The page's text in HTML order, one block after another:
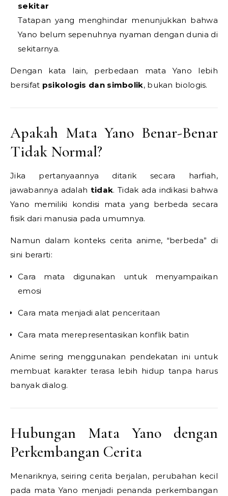
sekitar
Tatapan yang menghindar menunjukkan bahwa
Yano belum sepenuhnya nyaman dengan dunia di
sekitarnya.
Dengan kata lain, perbedaan mata Yano lebih
bersifat psikologis dan simbolik, bukan biologis.
Apakah Mata Yano Benar-Benar
Tidak Normal?
Jika pertanyaannya ditarik secara harfiah,
jawabannya adalah tidak. Tidak ada indikasi bahwa
Yano memiliki kondisi mata yang berbeda secara
fisik dari manusia pada umumnya.
Namun dalam konteks cerita anime, “berbeda” di
sini berarti:
Cara mata digunakan untuk menyampaikan
emosi
Cara mata menjadi alat penceritaan
Cara mata merepresentasikan konflik batin
Anime sering menggunakan pendekatan ini untuk
membuat karakter terasa lebih hidup tanpa harus
banyak dialog.
Hubungan Mata Yano dengan
Perkembangan Cerita
Menariknya, seiring cerita berjalan, perubahan kecil
pada mata Yano menjadi penanda perkembangan